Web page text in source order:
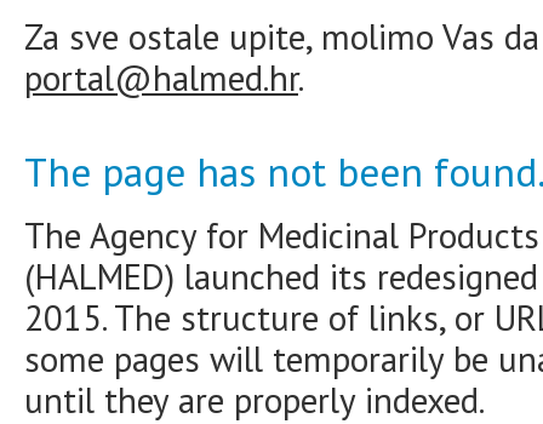
Za sve ostale upite, molimo Vas
portal@halmed.hr.
The page has not been
The Agency for Medicinal
(HALMED) launched its
2015. The structure of links, or
some pages will temporarily be
until they are properly indexed.